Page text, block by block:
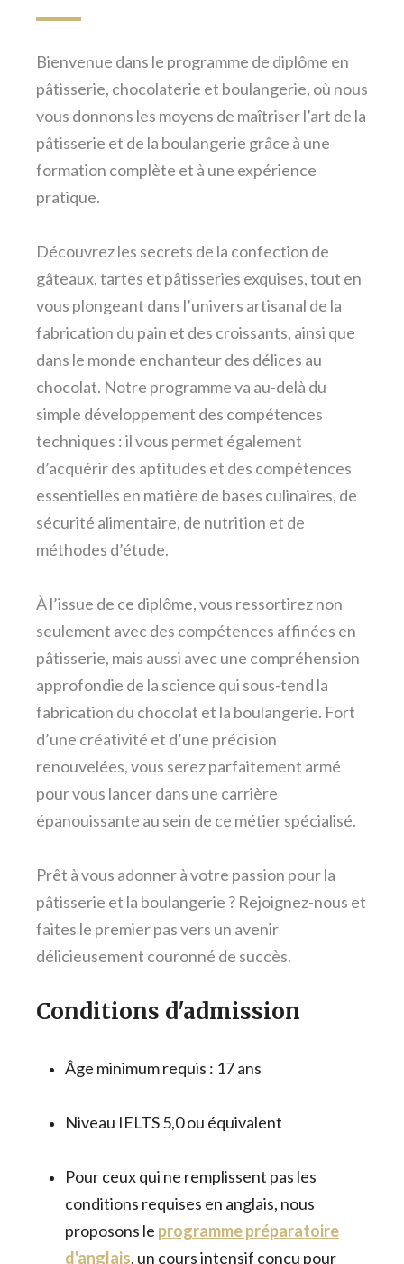
Bienvenue dans le programme de diplôme en
pâtisserie, chocolaterie et boulangerie, où nous
vous donnons les moyens de maîtriser l’art de la
pâtisserie et de la boulangerie grâce à une
formation complète et à une expérience
pratique.
Découvrez les secrets de la confection de
gâteaux, tartes et pâtisseries exquises, tout en
vous plongeant dans l’univers artisanal de la
fabrication du pain et des croissants, ainsi que
dans le monde enchanteur des délices au
chocolat. Notre programme va au-delà du
simple développement des compétences
techniques : il vous permet également
d’acquérir des aptitudes et des compétences
essentielles en matière de bases culinaires, de
sécurité alimentaire, de nutrition et de
méthodes d’étude.
À l’issue de ce diplôme, vous ressortirez non
seulement avec des compétences affinées en
pâtisserie, mais aussi avec une compréhension
approfondie de la science qui sous-tend la
fabrication du chocolat et la boulangerie. Fort
d’une créativité et d’une précision
renouvelées, vous serez parfaitement armé
pour vous lancer dans une carrière
épanouissante au sein de ce métier spécialisé.
Prêt à vous adonner à votre passion pour la
pâtisserie et la boulangerie ? Rejoignez-nous et
faites le premier pas vers un avenir
délicieusement couronné de succès.
Conditions d'admission
Âge minimum requis : 17 ans
Niveau IELTS 5,0 ou équivalent
Pour ceux qui ne remplissent pas les
conditions requises en anglais, nous
proposons le programme préparatoire
d'anglais, un cours intensif conçu pour